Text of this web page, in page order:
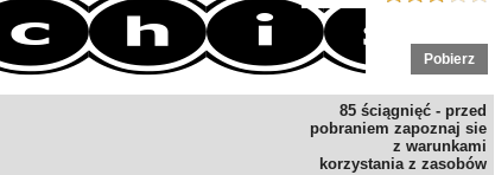
Pobierz
85 ściągnięć - przed
pobraniem zapoznaj sie
z warunkami
korzystania z zasobów